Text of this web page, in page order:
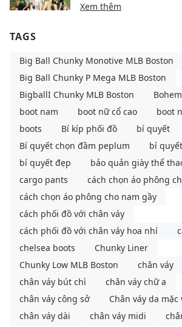
Xem thêm
TAGS
Big Ball Chunky Monotive MLB Boston
Big Ball Chunky P Mega MLB Boston
BigballI Chunky MLB Boston
boot nam
boot nữ cổ cao
boot
boots
Bí kíp phối đồ
bí quyết
Bí quyết chọn đầm peplum
bí
bí quyết đẹp
bảo quản giày thể
cargo pants
cách chọn áo phông
cách chọn áo phông cho nam gầy
cách phối đồ với chân váy
cách phối đồ với chân váy hoa nhí
chelsea boots
Chunky Liner
Chunky Low MLB Boston
chân váy
chân váy bút chì
chân váy chữ a
chân váy công sở
Chân váy da mặc
chân váy dài
chân váy midi